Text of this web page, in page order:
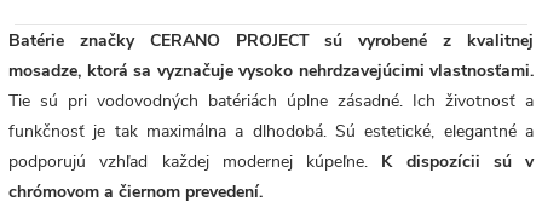
Batérie značky CERANO PROJECT sú vyrobené z kvalitnej
mosadze, ktorá sa vyznačuje vysoko nehrdzavejúcimi vlastnosťami.
Tie sú pri vodovodných batériách úplne zásadné. Ich životnosť a
funkčnosť je tak maximálna a dlhodobá. Sú estetické, elegantné a
podporujú vzhľad každej modernej kúpeľne. K dispozícii sú v
chrómovom a čiernom prevedení.